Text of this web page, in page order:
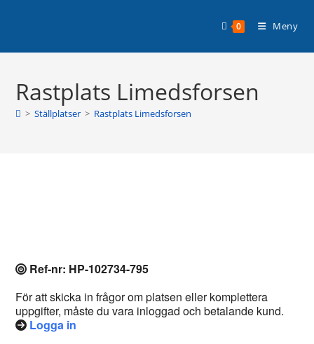
0 Meny
Rastplats Limedsforsen
> Ställplatser > Rastplats Limedsforsen
Ref-nr: HP-102734-795
För att skicka in frågor om platsen eller komplettera
uppgifter, måste du vara inloggad och betalande kund.
Logga in
Läs mer >